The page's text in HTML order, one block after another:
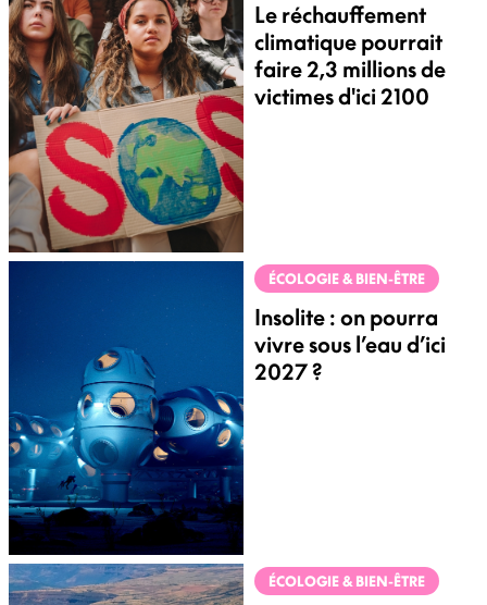
Le réchauffement
climatique pourrait
faire 2,3 millions de
victimes d'ici 2100
ÉCOLOGIE & BIEN-ÊTRE
Insolite : on pourra
vivre sous l’eau d’ici
2027 ?
ÉCOLOGIE & BIEN-ÊTRE